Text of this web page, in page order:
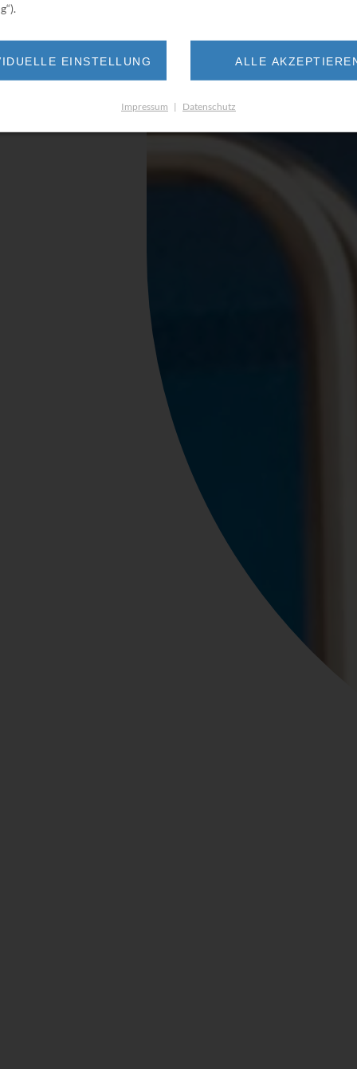
EINSTELLUNG ALLE
Impressum | Datenschutz